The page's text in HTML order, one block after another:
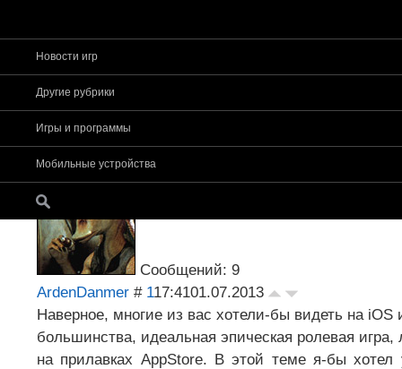
Новости игр
Другие рубрики
Игры и программы
Мобильные устройства
Страница
Форум app-s » Основное » Общие темы об iOS-
мечты для iOS.
Игра вашей мечты для iOS.
Сообщений: 9
ArdenDanmer # 117:4101.07.2013
Наверное, многие из вас хотели-бы видеть на
большинства, идеальная эпическая ролевая
на прилавках AppStore. В этой теме я-бы